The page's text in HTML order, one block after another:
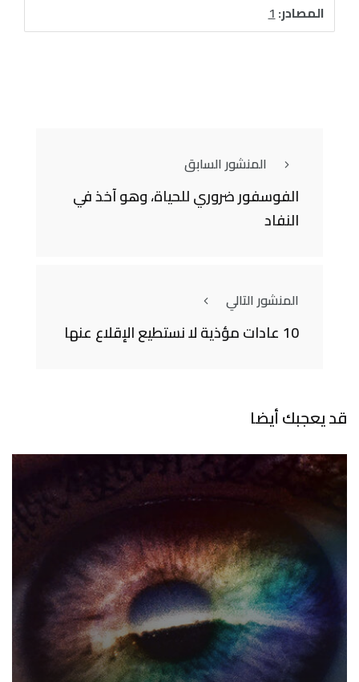
المصادر:1
المنشور السابق
الفوسفور ضروري للحياة، وهو آخذ في
النفاد
المنشور التالي
10 عادات مؤذية لا نستطيع الإقلاع عنها
قد يعجبك أيضا